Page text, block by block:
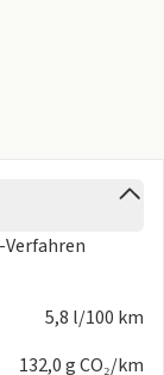
Verfahren
5,8 l/100 km
132,0 g CO₂/km